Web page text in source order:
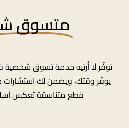
متسوق
توفّر لا أرتيه خدمة تسوق شخصية
يوفّر وقتك، ويضمن لك استشارات
قطع متناسقة تعكس